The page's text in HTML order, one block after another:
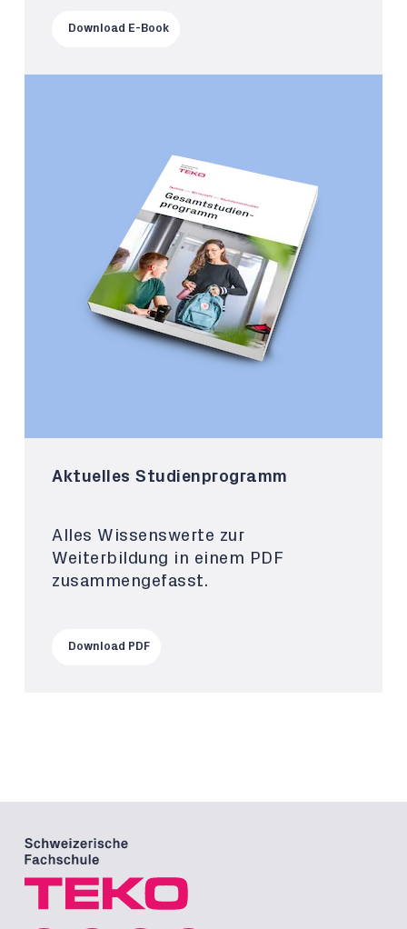
Download E-Book
Aktuelles Studienprogramm
Alles Wissenswerte zur
Weiterbildung in einem PDF
zusammengefasst.
Download PDF